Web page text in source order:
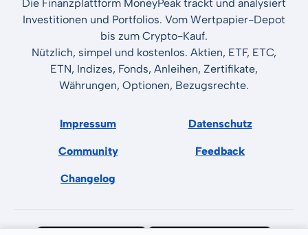
Die Finanzplattform MoneyPeak trackt und analysiert
Investitionen und Portfolios. Vom Wertpapier-Depot
bis zum Crypto-Kauf.
Nützlich, simpel und kostenlos. Aktien, ETF, ETC,
ETN, Indizes, Fonds, Anleihen, Zertifikate,
Währungen, Optionen, Bezugsrechte.
Impressum Datenschutz
Community Feedback
Changelog